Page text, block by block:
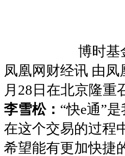
博时基
凤凰网财经讯 由凤
月28日在北京隆重
李雪松： “快e通”
在这个交易的过程
希望能有更加快捷